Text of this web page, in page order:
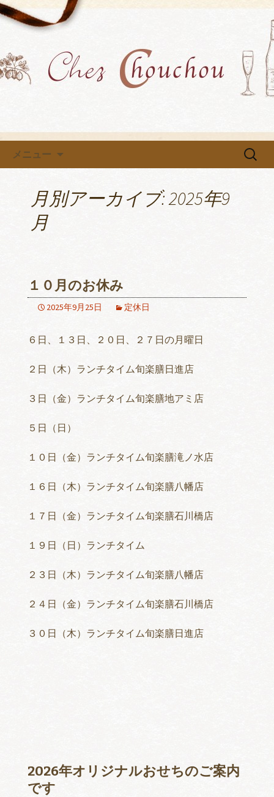
小牧市にあるフレンチ「Chez
Chouchou」のブログ
各種イベントや教室を開催中です
メニュー
検
月別アーカイブ: 2025年9
月
１０月のお休み
2025年9月25日 定休日
６日、１３日、２０日、２７日の月曜日
２日（木）ランチタイム旬楽膳日進店
３日（金）ランチタイム旬楽膳地アミ店
５日（日）
１０日（金）ランチタイム旬楽膳滝ノ水店
１６日（木）ランチタイム旬楽膳八幡店
１７日（金）ランチタイム旬楽膳石川橋店
１９日（日）ランチタイム
２３日（木）ランチタイム旬楽膳八幡店
２４日（金）ランチタイム旬楽膳石川橋店
３０日（木）ランチタイム旬楽膳日進店
2026年オリジナルおせちのご案内
です